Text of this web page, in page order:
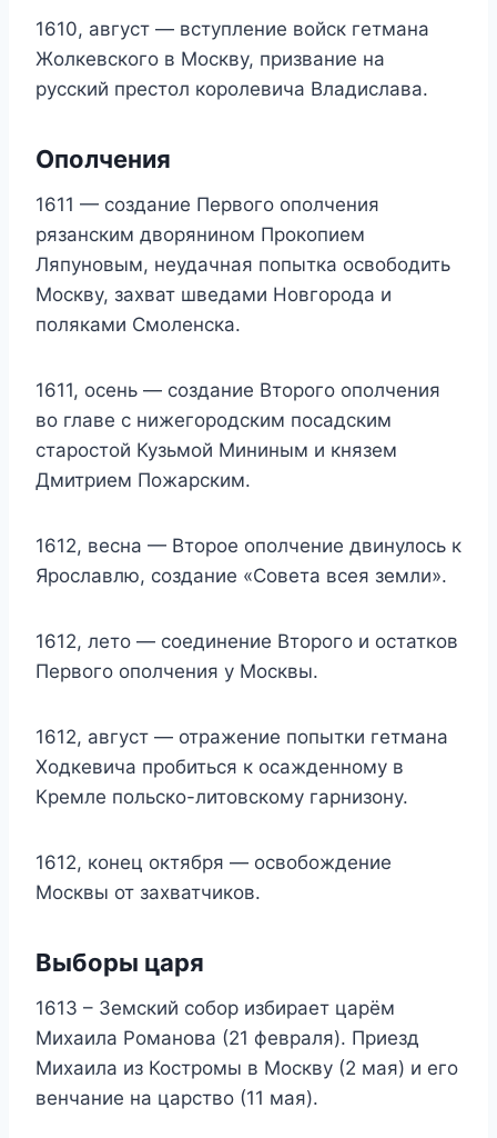
1610, август — вступление войск гетмана
Жолкевского в Москву, призвание на
русский престол королевича Владислава.
Ополчения
1611 — создание Первого ополчения
рязанским дворянином Прокопием
Ляпуновым, неудачная попытка освободить
Москву, захват шведами Новгорода и
поляками Смоленска.
1611, осень — создание Второго ополчения
во главе с нижегородским посадским
старостой Кузьмой Мининым и князем
Дмитрием Пожарским.
1612, весна — Второе ополчение двинулось к
Ярославлю, создание «Совета всея земли».
1612, лето — соединение Второго и остатков
Первого ополчения у Москвы.
1612, август — отражение попытки гетмана
Ходкевича пробиться к осажденному в
Кремле польско-литовскому гарнизону.
1612, конец октября — освобождение
Москвы от захватчиков.
Выборы царя
1613 – Земский собор избирает царём
Михаила Романова (21 февраля). Приезд
Михаила из Костромы в Москву (2 мая) и его
венчание на царство (11 мая).